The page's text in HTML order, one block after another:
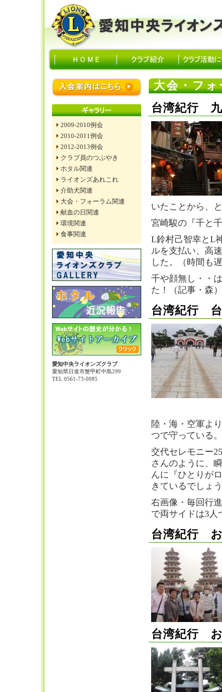
大会・フ
台湾紀行
いたことから、
宮崎駿の『千と
L鈴村己智幸とL
ルを支払い、高
した。（時間も
千や顔無し・・
た！（記事・森）
台湾紀行
陸・海・空軍よ
つで守っている。
交代セレモニー
さんのように、
んに『ひとりが
きているでしょ
右画像・毎回行
で両サイドは3人
台湾紀行
台湾紀行
2009-2010例会
2010-2011例会
2012-2013例会
クラブ員のつぶやき
ホタル関連
ライオンズあれこれ
介助犬関連
大会・フォーラム関連
献血の日関連
環境関連
食事関連
愛知中央ライオンズクラブ
愛知県日進市蟹甲町中島299
TEL 0561-73-0085